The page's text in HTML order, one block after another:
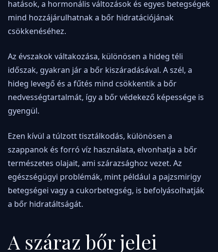
hatások, a hormonális változások és egyes betegségek
mind hozzájárulhatnak a bőr hidratációjának
csökkenéséhez.
Az évszakok váltakozása, különösen a hideg téli
időszak, gyakran jár a bőr kiszáradásával. A szél, a
hideg levegő és a fűtés mind csökkentik a bőr
nedvességtartalmát, így a bőr védekező képessége is
gyengül.
Ezen kívül a túlzott tisztálkodás, különösen a
szappanok és forró víz használata, elvonhatja a bőr
természetes olajait, ami szárazsághoz vezet. Az
egészségügyi problémák, mint például a pajzsmirigy
betegségei vagy a cukorbetegség, is befolyásolhatják
a bőr hidratáltságát.
A száraz bőr jelei